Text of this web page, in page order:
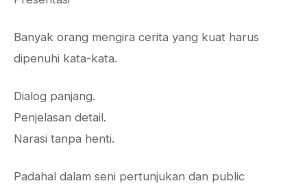
Banyak orang mengira cerita yang kuat harus
dipenuhi kata-kata.
Dialog panjang.
Penjelasan detail.
Narasi tanpa henti.
Padahal dalam seni pertunjukan dan public